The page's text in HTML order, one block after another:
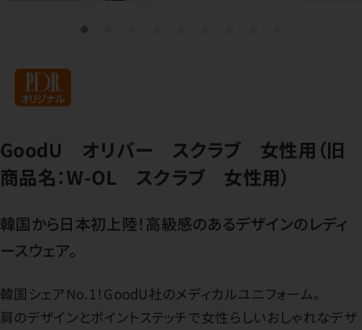
GoodU オリバー スクラブ 女性用（旧
商品名：W-OL スクラブ 女性用）
韓国から日本初上陸！高級感のあるデザインのレディ
ースウェア。
韓国シェアNo.1！GoodU社のメディカルユニフォーム。
肩のデザインとポイントステッチで女性らしいおしゃれなデザ